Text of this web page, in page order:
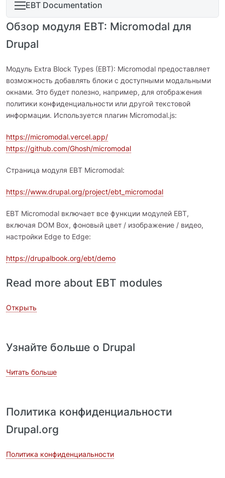
EBT Documentation
Обзор модуля EBT: Micromodal для
Drupal
Модуль Extra Block Types (EBT): Micromodal предоставляет
возможность добавлять блоки с доступными модальными
окнами. Это будет полезно, например, для отображения
политики конфиденциальности или другой текстовой
информации. Используется плагин Micromodal.js:
https://micromodal.vercel.app/
https://github.com/Ghosh/micromodal
Страница модуля EBT Micromodal:
https://www.drupal.org/project/ebt_micromodal
EBT Micromodal включает все функции модулей EBT,
включая DOM Box, фоновый цвет / изображение / видео,
настройки Edge to Edge:
https://drupalbook.org/ebt/demo
Read more about EBT modules
Открыть
Узнайте больше о Drupal
Читать больше
Политика конфиденциальности
Drupal.org
Политика конфиденциальности